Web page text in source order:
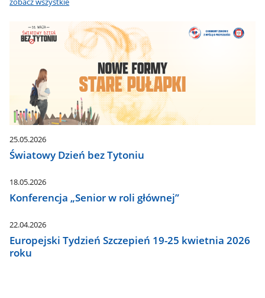
25.05.2026
Światowy Dzień bez Tytoniu
18.05.2026
Konferencja „Senior w roli głównej”
22.04.2026
Europejski Tydzień Szczepień 19-25 kwietnia 2026
roku